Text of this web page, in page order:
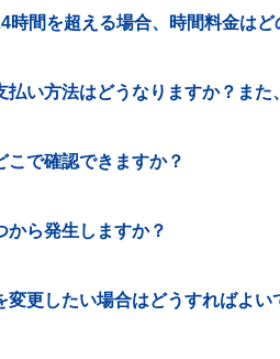
時間を超える場合、時間料金は
払い方法はどうなりますか？また
こで確認できますか？
から発生しますか？
変更したい場合はどうすればよい